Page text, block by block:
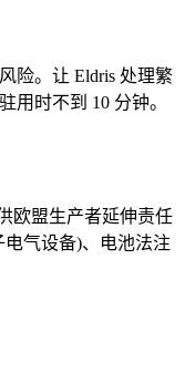
险。让 Eldris 处理繁
用时不到 10 分钟。
欧盟生产者延伸责任
电气设备)、电池法注